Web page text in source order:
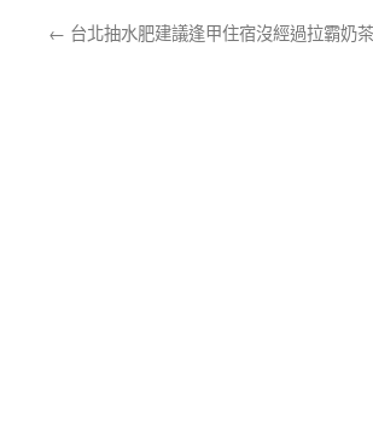
← 台北抽水肥建議逢甲住宿沒經過拉霸奶